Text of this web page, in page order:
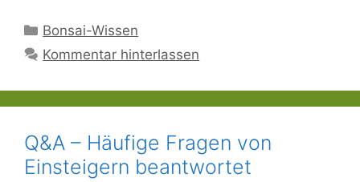
Kategorien
Bonsai-Wissen
Kommentar hinterlassen
Q&A – Häufige Fragen von
Einsteigern beantwortet